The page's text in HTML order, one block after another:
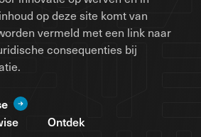
op deze site komt van
vermeld met een link naar
consequenties bij
Ontdek